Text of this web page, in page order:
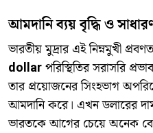
আমদানি ব্যয় বৃদ্ধি ও
ভারতীয় মুদ্রার এই নিম্নমুখী
dollarপরিস্থিতির সরাসরি
তার প্রয়োজনের সিংহভাগ
আমদানি করে। এখন ডলারের
ভারতকে আগের চেয়ে অনেক